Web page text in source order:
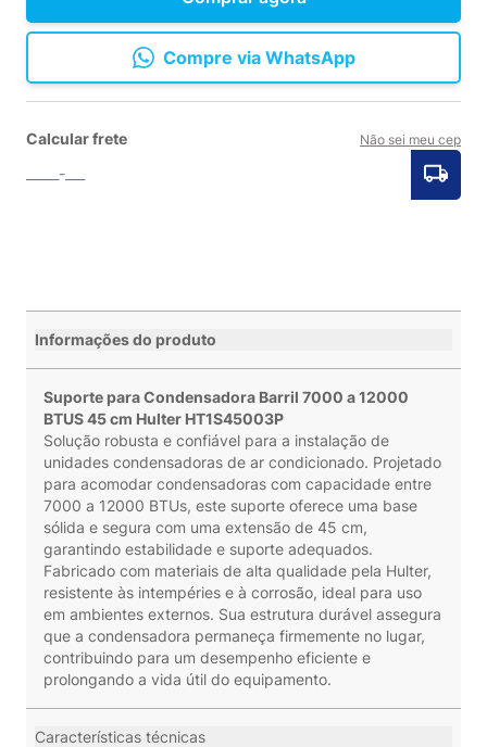
Compre via WhatsApp
Calcular frete Não sei meu cep
Informações do produto
Suporte para Condensadora Barril 7000 a 12000
BTUS 45 cm Hulter HT1S45003P
Solução robusta e confiável para a instalação de
unidades condensadoras de ar condicionado. Projetado
para acomodar condensadoras com capacidade entre
7000 a 12000 BTUs, este suporte oferece uma base
sólida e segura com uma extensão de 45 cm,
garantindo estabilidade e suporte adequados.
Fabricado com materiais de alta qualidade pela Hulter,
resistente às intempéries e à corrosão, ideal para uso
em ambientes externos. Sua estrutura durável assegura
que a condensadora permaneça firmemente no lugar,
contribuindo para um desempenho eficiente e
prolongando a vida útil do equipamento.
Características técnicas